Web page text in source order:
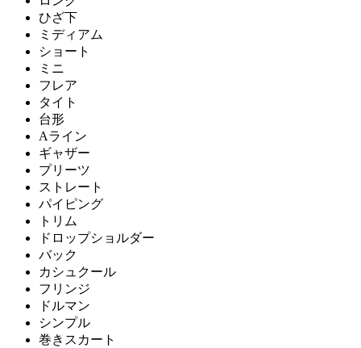
ひざ下
ミディアム
ショート
ミニ
フレア
タイト
台形
Aライン
ギャザー
プリーツ
ストレート
パイピング
トリム
ドロップショルダー
バック
カシュクール
フリンジ
ドルマン
シンプル
巻きスカート